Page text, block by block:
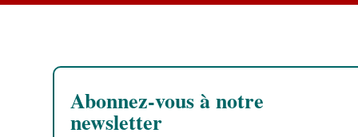
Abonnez-vous à notre
newsletter